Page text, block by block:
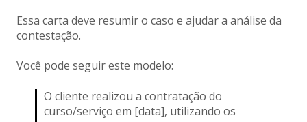
Essa carta deve resumir o caso e ajudar a análise da
contestação.
Você pode seguir este modelo:
O cliente realizou a contratação do
curso/serviço em [data], utilizando os